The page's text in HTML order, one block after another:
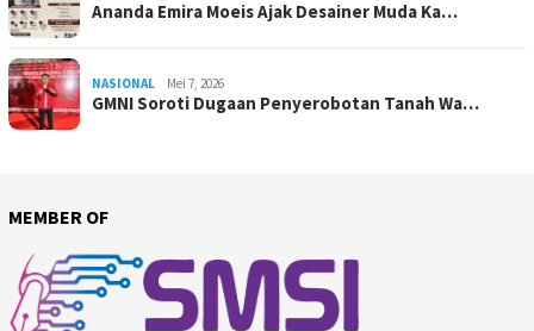
Ananda Emira Moeis Ajak Desainer Muda Ka…
NASIONAL Mei 7, 2026
GMNI Soroti Dugaan Penyerobotan Tanah Wa…
MEMBER OF